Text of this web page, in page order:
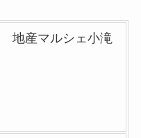
地産マルシェ小滝